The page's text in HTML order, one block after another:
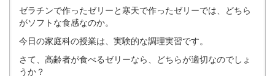
ゼラチンで作ったゼリーと寒天で作ったゼリーでは、どちら
がソフトな食感なのか。
今日の家庭科の授業は、実験的な調理実習です。
さて、高齢者が食べるゼリーなら、どちらが適切なのでしょ
うか？